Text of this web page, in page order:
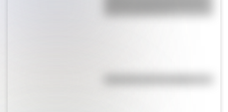
alta de Sudamérica?